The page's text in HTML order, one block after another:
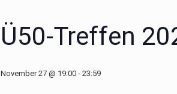
Ü50-Treffen
November 27 @ 19:00 - 23:59